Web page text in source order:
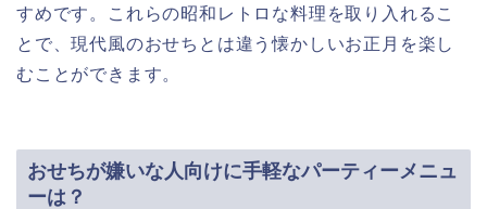
すめです。これらの昭和レトロな料理を取り入れるこ
とで、現代風のおせちとは違う懐かしいお正月を楽し
むことができます。
おせちが嫌いな人向けに手軽なパーティーメニュ
ーは？